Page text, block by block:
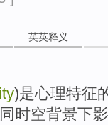
英英释义
)是心理特征
时空背景下